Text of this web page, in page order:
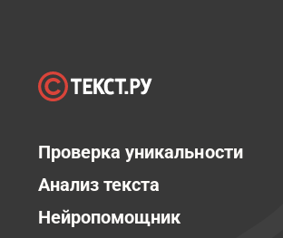
Проверка уникальности
Анализ текста
Нейропомощник